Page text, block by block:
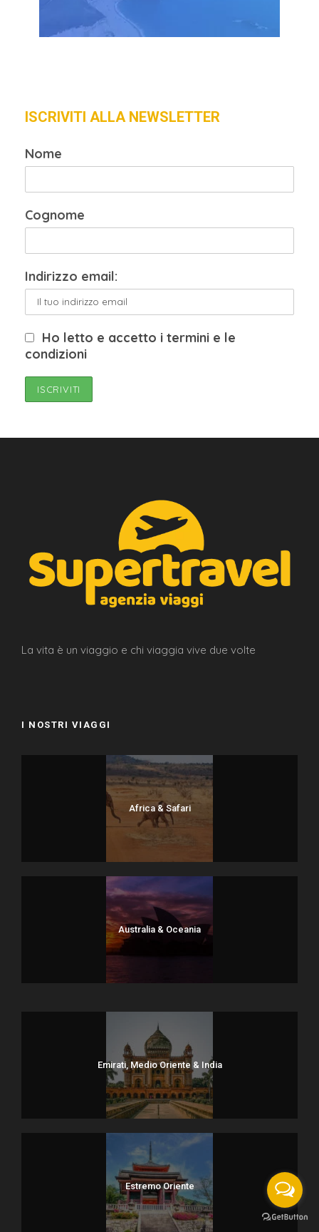
ISCRIVITI ALLA NEWSLETTER
Nome
Cognome
Indirizzo email:
Ho letto e accetto i termini e le
condizioni
La vita è un viaggio e chi viaggia vive due volte
I NOSTRI VIAGGI
Africa & Safari
Australia & Oceania
Emirati, Medio Oriente & India
Estremo Oriente